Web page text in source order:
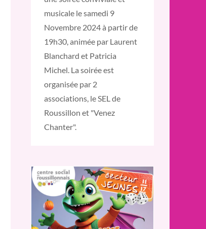
musicale le samedi 9
Novembre 2024 à partir de
19h30, animée par Laurent
Blanchard et Patricia
Michel. La soirée est
organisée par 2
associations, le SEL de
Roussillon et "Venez
Chanter".